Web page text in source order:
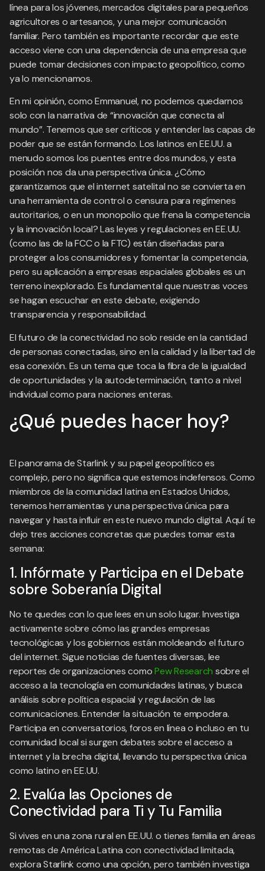
línea para los jóvenes, mercados digitales para pequeños
agricultores o artesanos, y una mejor comunicación
familiar. Pero también es importante recordar que este
acceso viene con una dependencia de una empresa que
puede tomar decisiones con impacto geopolítico, como
ya lo mencionamos.
En mi opinión, como Emmanuel, no podemos quedarnos
solo con la narrativa de “innovación que conecta al
mundo”. Tenemos que ser críticos y entender las capas de
poder que se están formando. Los latinos en EE.UU. a
menudo somos los puentes entre dos mundos, y esta
posición nos da una perspectiva única. ¿Cómo
garantizamos que el internet satelital no se convierta en
una herramienta de control o censura para regímenes
autoritarios, o en un monopolio que frena la competencia
y la innovación local? Las leyes y regulaciones en EE.UU.
(como las de la FCC o la FTC) están diseñadas para
proteger a los consumidores y fomentar la competencia,
pero su aplicación a empresas espaciales globales es un
terreno inexplorado. Es fundamental que nuestras voces
se hagan escuchar en este debate, exigiendo
transparencia y responsabilidad.
El futuro de la conectividad no solo reside en la cantidad
de personas conectadas, sino en la calidad y la libertad de
esa conexión. Es un tema que toca la fibra de la igualdad
de oportunidades y la autodeterminación, tanto a nivel
individual como para naciones enteras.
¿Qué puedes hacer hoy?
El panorama de Starlink y su papel geopolítico es
complejo, pero no significa que estemos indefensos. Como
miembros de la comunidad latina en Estados Unidos,
tenemos herramientas y una perspectiva única para
navegar y hasta influir en este nuevo mundo digital. Aquí te
dejo tres acciones concretas que puedes tomar esta
semana:
1. Infórmate y Participa en el Debate
sobre Soberanía Digital
No te quedes con lo que lees en un solo lugar. Investiga
activamente sobre cómo las grandes empresas
tecnológicas y los gobiernos están moldeando el futuro
del internet. Sigue noticias de fuentes diversas, lee
reportes de organizaciones comoPew Research sobre el
acceso a la tecnología en comunidades latinas, y busca
análisis sobre política espacial y regulación de las
comunicaciones. Entender la situación te empodera.
Participa en conversatorios, foros en línea o incluso en tu
comunidad local si surgen debates sobre el acceso a
internet y la brecha digital, llevando tu perspectiva única
como latino en EE.UU.
2. Evalúa las Opciones de
Conectividad para Ti y Tu Familia
Si vives en una zona rural en EE.UU. o tienes familia en áreas
remotas de América Latina con conectividad limitada,
explora Starlink como una opción, pero también investiga